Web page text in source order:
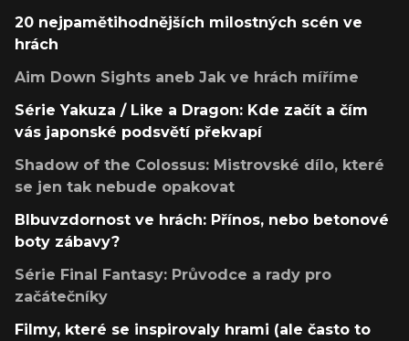
20 nejpamětihodnějších milostných scén ve
hrách
Aim Down Sights aneb Jak ve hrách míříme
Série Yakuza / Like a Dragon: Kde začít a čím
vás japonské podsvětí překvapí
Shadow of the Colossus: Mistrovské dílo, které
se jen tak nebude opakovat
Blbuvzdornost ve hrách: Přínos, nebo betonové
boty zábavy?
Série Final Fantasy: Průvodce a rady pro
začátečníky
Filmy, které se inspirovaly hrami (ale často to